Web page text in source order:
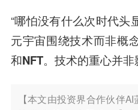
“哪怕没有什么次时代头
元宇宙围绕技术而非概
和NFT。技术的重心并非
【本文由投资界合作伙伴